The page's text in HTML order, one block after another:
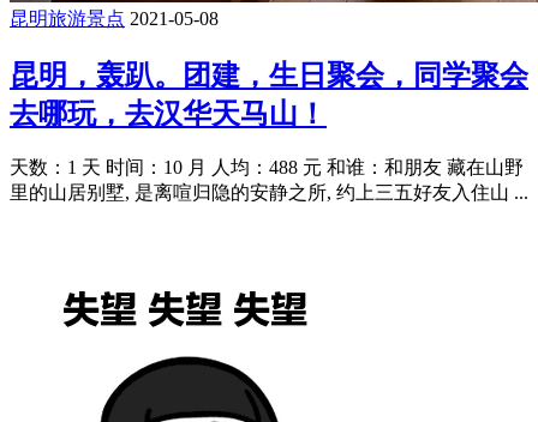
昆明旅游景点 2021-05-08
昆明，轰趴。团建，生日聚会，同学聚会
去哪玩，去汉华天马山！
天数：1 天 时间：10 月 人均：488 元 和谁：和朋友 藏在山野
里的山居别墅, 是离喧归隐的安静之所, 约上三五好友入住山 ...